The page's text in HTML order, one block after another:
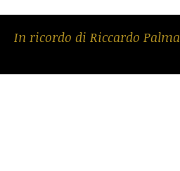
In ricordo di Riccardo Palma